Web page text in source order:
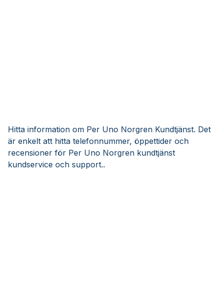
Hitta information om Per Uno Norgren Kundtjänst. Det
är enkelt att hitta telefonnummer, öppettider och
recensioner för Per Uno Norgren kundtjänst
kundservice och support..